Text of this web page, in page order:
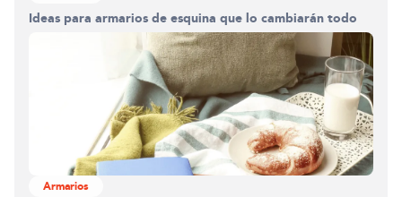
Ideas para armarios de esquina que lo cambiarán todo
Armarios